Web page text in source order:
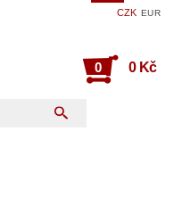
CZK EUR
0 0 Kč